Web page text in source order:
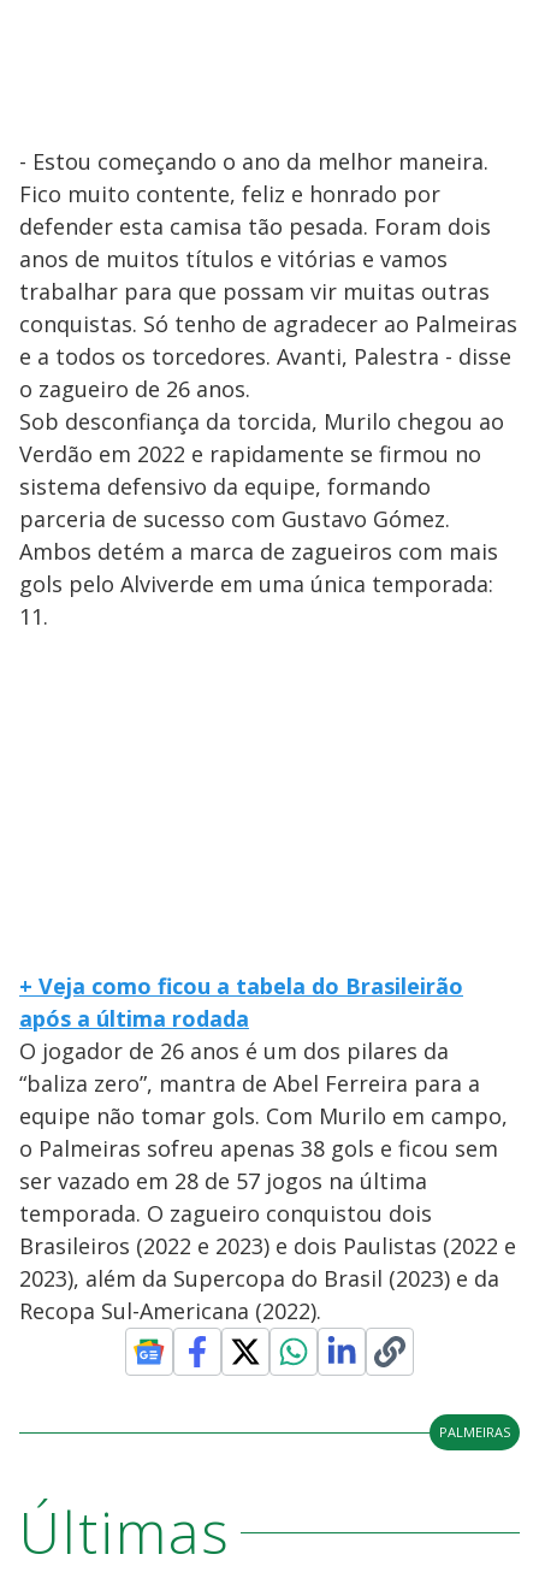
- Estou começando o ano da melhor maneira.
Fico muito contente, feliz e honrado por
defender esta camisa tão pesada. Foram dois
anos de muitos títulos e vitórias e vamos
trabalhar para que possam vir muitas outras
conquistas. Só tenho de agradecer ao Palmeiras
e a todos os torcedores. Avanti, Palestra - disse
o zagueiro de 26 anos.
Sob desconfiança da torcida, Murilo chegou ao
Verdão em 2022 e rapidamente se firmou no
sistema defensivo da equipe, formando
parceria de sucesso com Gustavo Gómez.
Ambos detém a marca de zagueiros com mais
gols pelo Alviverde em uma única temporada:
11.
+ Veja como ficou a tabela do Brasileirão
após a última rodada
O jogador de 26 anos é um dos pilares da
“baliza zero”, mantra de Abel Ferreira para a
equipe não tomar gols. Com Murilo em campo,
o Palmeiras sofreu apenas 38 gols e ficou sem
ser vazado em 28 de 57 jogos na última
temporada. O zagueiro conquistou dois
Brasileiros (2022 e 2023) e dois Paulistas (2022 e
2023), além da Supercopa do Brasil (2023) e da
Recopa Sul-Americana (2022).
PALMEIRAS
Últimas